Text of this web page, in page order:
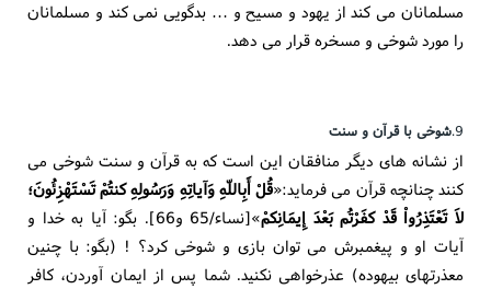
مسلمانان می کند از یهود و مسیح و … بدگویی نمی کند و مسلمانان
را مورد شوخی و مسخره قرار می دهد.
9.شوخی با قرآن و سنت
از نشانه های دیگر منافقان این است که به قرآن و سنت شوخی می
کنند چنانچه قرآن می فرماید:«قُلْ أَبِاللّهِ وَآیاتِهِ وَرَسُولِهِ کنتُمْ تَسْتَهْزِئُونَ؛
لاَ تَعْتَذِرُواْ قَدْ کفَرْتُم بَعْدَ إِیمَانِکمْ
»[نساء/65 و66]. بگو: آیا به خدا و
آیات او و پیغمبرش می توان بازی و شوخی کرد؟ ! (بگو: با چنین
معذرتهای بیهوده) عذرخواهی نکنید. شما پس از ایمان آوردن، کافر